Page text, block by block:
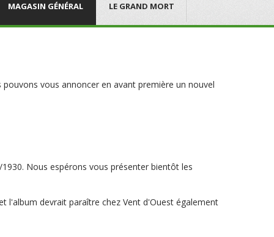
MAGASIN GÉNÉRAL LE GRAND MORT
vous annoncer en avant première un nouvel
Nous espérons vous présenter bientôt les
l'album devrait paraître chez Vent d'Ouest également